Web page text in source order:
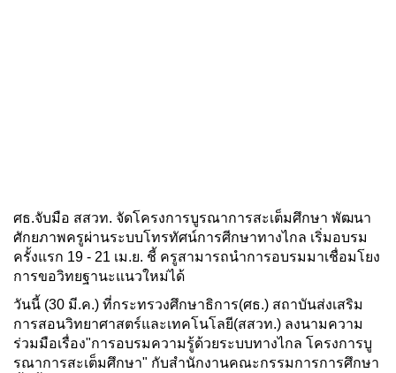
ศธ.จับมือ สสวท. จัดโครงการบูรณาการสะเต็มศึกษา พัฒนา
ศักยภาพครูผ่านระบบโทรทัศน์การศีกษาทางไกล เริ่มอบรม
ครั้งแรก 19 - 21 เม.ย. ชี้ ครูสามารถนำการอบรมมาเชื่อมโยง
การขอวิทยฐานะแนวใหม่ได้
วันนี้ (30 มี.ค.) ที่กระทรวงศึกษาธิการ(ศธ.) สถาบันส่งเสริม
การสอนวิทยาศาสตร์และเทคโนโลยี(สสวท.) ลงนามความ
ร่วมมือเรื่อง"การอบรมความรู้ด้วยระบบทางไกล โครงการบู
รณาการสะเต็มศึกษา" กับสำนักงานคณะกรรมการการศึกษา